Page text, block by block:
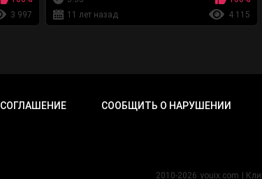
3 997
11 лет назад
4 115
СОГЛАШЕНИЕ СООБЩИТЬ О НАРУШЕНИИ
2010-2026 youix.com |